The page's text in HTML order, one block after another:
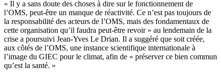
« Il y a sans doute des choses à dire sur le fonctionnement de
l’OMS, peut-être un manque de réactivité. Ce n’est pas toujours de
la responsabilité des acteurs de l’OMS, mais des fondamentaux de
cette organisation qu’il faudra peut-être revoir » au lendemain de la
crise a poursuivi Jean-Yves Le Drian. Il a suggéré que soit créée,
aux côtés de l’OMS, une instance scientifique internationale à
l’image du GIEC pour le climat, afin de « préserver ce bien commun
qu’est la santé. »